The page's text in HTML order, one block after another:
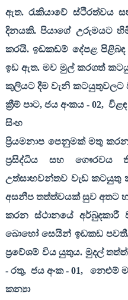
ඇත. රැකියාවේ ස්ථිරත්වය
දිනයකි. පියාගේ උරුමයට
කරයි. ඉඩකඩම් දේපළ
ඉඩ ඇත. මව මුල් කරගත්
කුලියට දීම වැනි කටයුතුවලට
ක්‍රීම් පාට, ජය අංකය - 02,
සිංහ
ප්‍රියමනාප පෙනුමක් මතු
ප්‍රසිද්ධිය සහ ගෞරවය
උත්සාහවන්තව වැඩ
අසනීප තත්ත්වයක් සුව අතට
කරන ස්ථානයේ
බොහෝ සෙයින් ඉඩකඩ පවතී.
ප්‍රවේශම් විය යුතුය. මුදල්
- රතු, ජය අංක - 01,
නෙළුම්
කන්‍යා